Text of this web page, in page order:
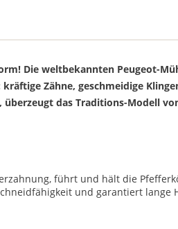
Die weltbekannten Peugeot-
Zähne, geschmeidige
das Traditions-Modell
führt und hält die
und garantiert